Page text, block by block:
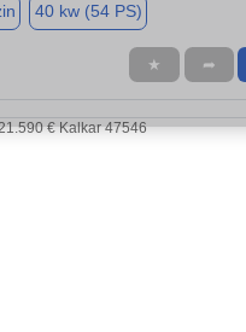
40 kw (54 PS)
★ ➦